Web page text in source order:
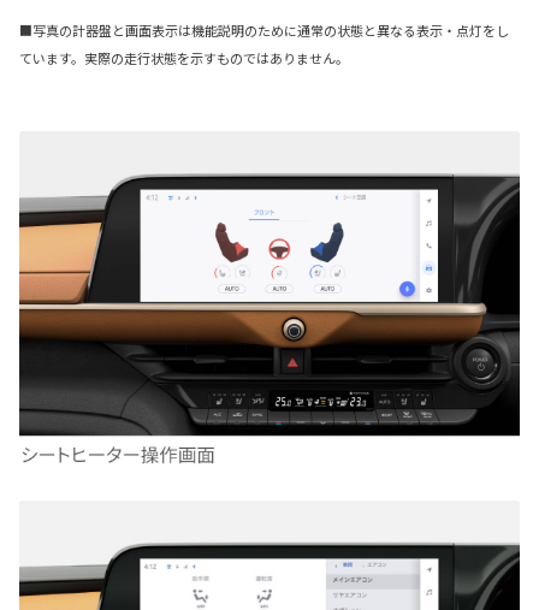
■写真の計器盤と画面表示は機能説明のために通常の状態と異なる表示・点灯をし
ています。実際の走行状態を示すものではありません。